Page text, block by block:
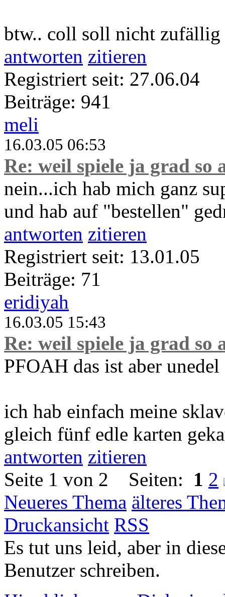
btw.. coll soll nicht zufällig
antworten zitieren
Registriert seit: 27.06.04
Beiträge: 941
meli
16.03.05 06:53
Re: weil spiele ja grad so
nein...ich hab mich ganz
und hab auf "bestellen"
antworten zitieren
Registriert seit: 13.01.05
Beiträge: 71
eridiyah
16.03.05 15:43
Re: weil spiele ja grad so
PFOAH das ist aber unedel
ich hab einfach meine
gleich fünf edle karten
antworten zitieren
Seite 1 von 2 Seiten: 1 2
Neueres Thema älteres
Druckansicht RSS
Es tut uns leid, aber in
Benutzer schreiben.